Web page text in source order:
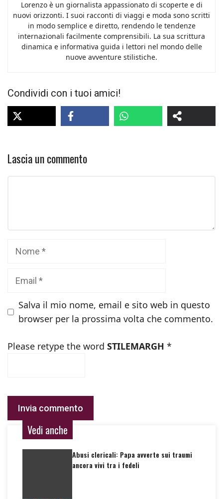
Lorenzo è un giornalista appassionato di scoperte e di
nuovi orizzonti. I suoi racconti di viaggi e moda sono scritti
in modo semplice e diretto, rendendo le tendenze
internazionali facilmente comprensibili. La sua scrittura
dinamica e informativa guida i lettori nel mondo delle
nuove avventure stilistiche.
Condividi con i tuoi amici!
Lascia un commento
Salva il mio nome, email e sito web in questo
browser per la prossima volta che commento.
Please retype the word STILEMARGH *
Vedi anche
Abusi clericali: Papa avverte sui traumi
ancora vivi tra i fedeli